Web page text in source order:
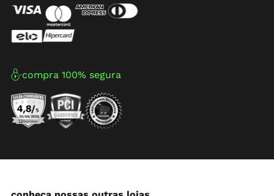
compra 100% segura